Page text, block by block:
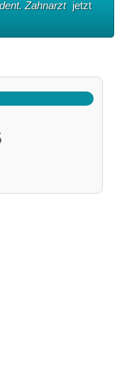
Zahnarzt jetzt